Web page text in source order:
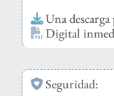
Una
Digital
Seguridad: